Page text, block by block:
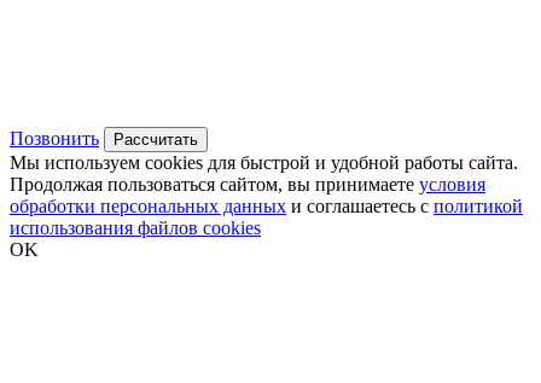
Позвонить Рассчитать
Мы используем cookies для быстрой и удобной работы сайта.
Продолжая пользоваться сайтом, вы принимаете условия
обработки персональных данных и соглашаетесь с политикой
использования файлов cookies
OK